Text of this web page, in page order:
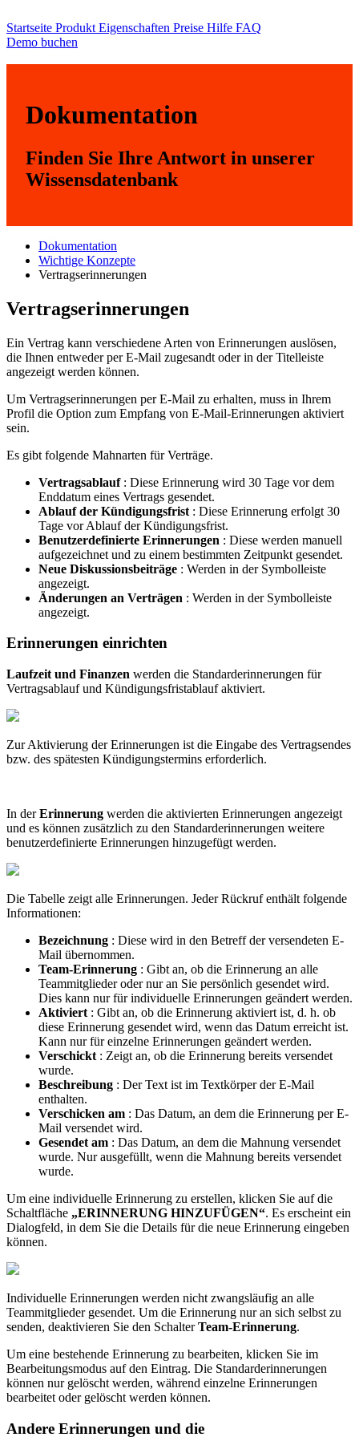
Startseite Produkt Eigenschaften Preise Hilfe FAQ
Demo buchen
Dokumentation
Finden Sie Ihre Antwort in unserer
Wissensdatenbank
Dokumentation
Wichtige Konzepte
Vertragserinnerungen
Vertragserinnerungen
Ein Vertrag kann verschiedene Arten von Erinnerungen auslösen,
die Ihnen entweder per E-Mail zugesandt oder in der Titelleiste
angezeigt werden können.
Um Vertragserinnerungen per E-Mail zu erhalten, muss in Ihrem
Profil die Option zum Empfang von E-Mail-Erinnerungen aktiviert
sein.
Es gibt folgende Mahnarten für Verträge.
Vertragsablauf : Diese Erinnerung wird 30 Tage vor dem
Enddatum eines Vertrags gesendet.
Ablauf der Kündigungsfrist : Diese Erinnerung erfolgt 30
Tage vor Ablauf der Kündigungsfrist.
Benutzerdefinierte Erinnerungen : Diese werden manuell
aufgezeichnet und zu einem bestimmten Zeitpunkt gesendet.
Neue Diskussionsbeiträge : Werden in der Symbolleiste
angezeigt.
Änderungen an Verträgen : Werden in der Symbolleiste
angezeigt.
Erinnerungen einrichten
Laufzeit und Finanzen werden die Standarderinnerungen für
Vertragsablauf und Kündigungsfristablauf aktiviert.
Zur Aktivierung der Erinnerungen ist die Eingabe des Vertragsendes
bzw. des spätesten Kündigungstermins erforderlich.
In derErinnerung werden die aktivierten Erinnerungen angezeigt
und es können zusätzlich zu den Standarderinnerungen weitere
benutzerdefinierte Erinnerungen hinzugefügt werden.
Die Tabelle zeigt alle Erinnerungen. Jeder Rückruf enthält folgende
Informationen:
Bezeichnung : Diese wird in den Betreff der versendeten E-
Mail übernommen.
Team-Erinnerung : Gibt an, ob die Erinnerung an alle
Teammitglieder oder nur an Sie persönlich gesendet wird.
Dies kann nur für individuelle Erinnerungen geändert werden.
Aktiviert : Gibt an, ob die Erinnerung aktiviert ist, d. h. ob
diese Erinnerung gesendet wird, wenn das Datum erreicht ist.
Kann nur für einzelne Erinnerungen geändert werden.
Verschickt : Zeigt an, ob die Erinnerung bereits versendet
wurde.
Beschreibung : Der Text ist im Textkörper der E-Mail
enthalten.
Verschicken am : Das Datum, an dem die Erinnerung per E-
Mail versendet wird.
Gesendet am : Das Datum, an dem die Mahnung versendet
wurde. Nur ausgefüllt, wenn die Mahnung bereits versendet
wurde.
Um eine individuelle Erinnerung zu erstellen, klicken Sie auf die
Schaltfläche „ERINNERUNG HINZUFÜGEN“. Es erscheint ein
Dialogfeld, in dem Sie die Details für die neue Erinnerung eingeben
können.
Individuelle Erinnerungen werden nicht zwangsläufig an alle
Teammitglieder gesendet. Um die Erinnerung nur an sich selbst zu
senden, deaktivieren Sie den SchalterTeam-Erinnerung.
Um eine bestehende Erinnerung zu bearbeiten, klicken Sie im
Bearbeitungsmodus auf den Eintrag. Die Standarderinnerungen
können nur gelöscht werden, während einzelne Erinnerungen
bearbeitet oder gelöscht werden können.
Andere Erinnerungen und die